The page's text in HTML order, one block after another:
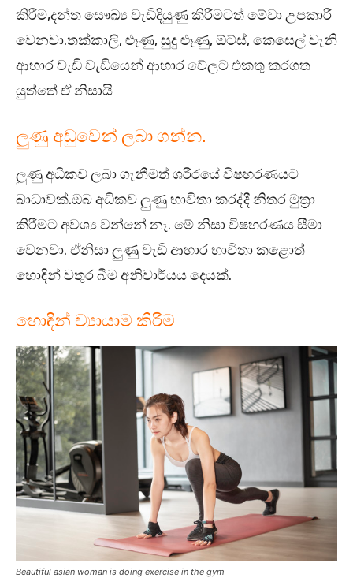
කිරීම,දන්ත සෞඛ්‍ය වැඩිදියුණු කිරීමටත් මේවා උපකාරී
වෙනවා.තක්කාලි, ළූණු, සුදු ළූණු, ඕට්ස්, කෙසෙල් වැනි
ආහාර වැඩි වැඩියෙන් ආහාර වේලට එකතු කරගත
යුත්තේ ඒ නිසායි
ලුණු අඩුවෙන් ලබා ගන්න.
ලුණු අධිකව ලබා ගැනීමත් ශරීරයේ විෂහරණයට
බාධාවක්.ඔබ අධිකව ලුණු භාවිතා කරද්දී නිතර මුත්‍රා
කිරීමට අවශ්‍ය වන්නේ නෑ. මේ නිසා විෂහරණය සීමා
වෙනවා. ඒනිසා ලුණු වැඩි ආහාර භාවිතා කළොත්
හොඳින් වතුර බීම අනිවාර්යය දෙයක්.
හොඳින් ව්‍යායාම කිරීම
Beautiful asian woman is doing exercise in the gym